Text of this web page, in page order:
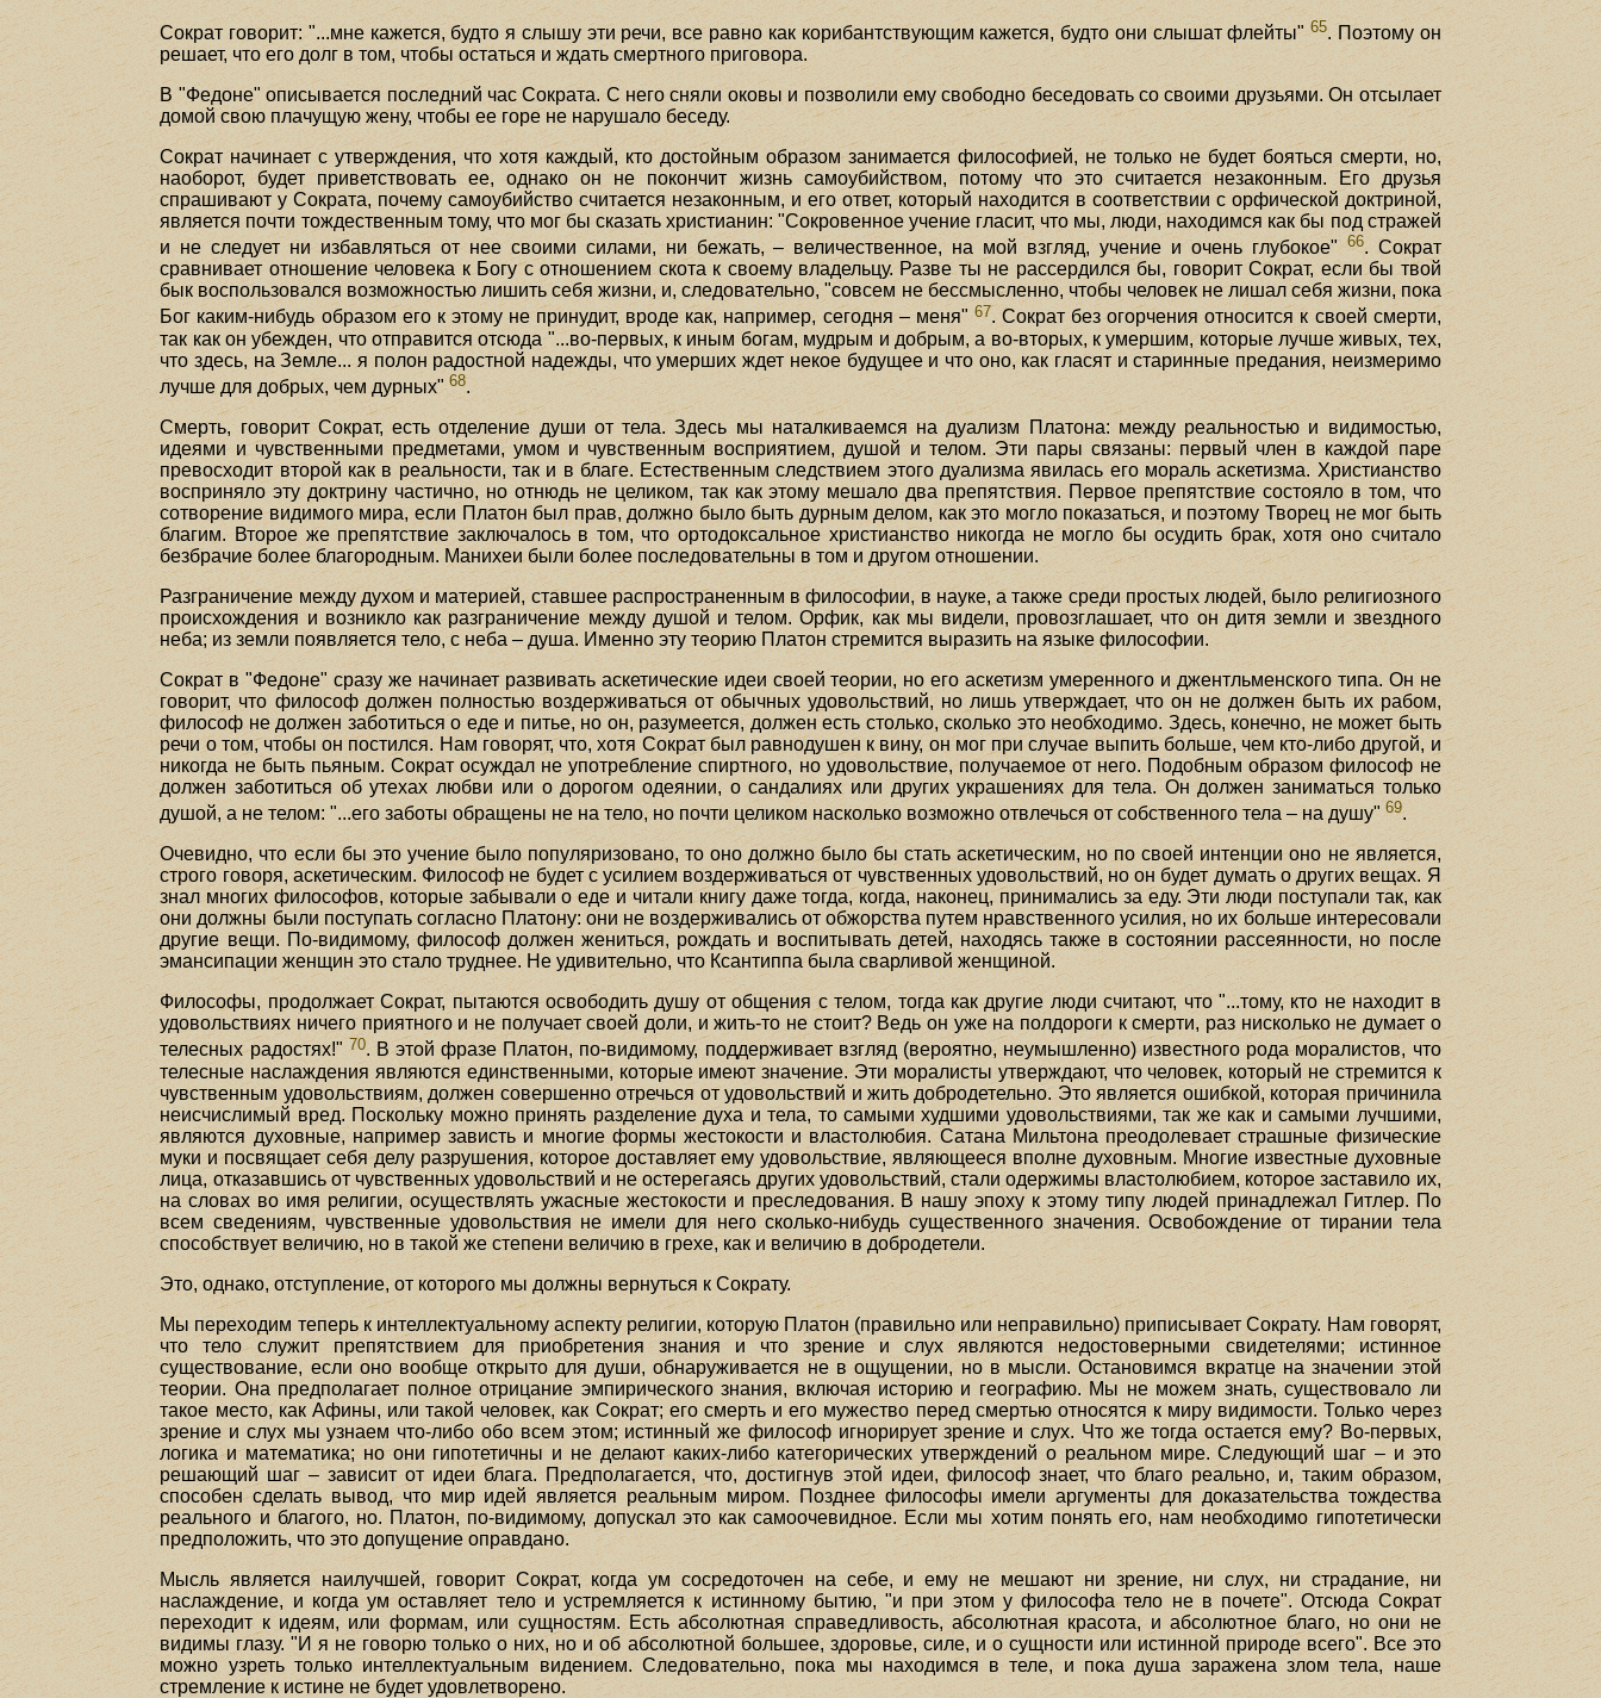
Сократ говорит: "...мне кажется, будто я слышу эти речи, все равно как корибантствующим кажется, будто они слышат флейты"65. Поэтому он
решает, что его долг в том, чтобы остаться и ждать смертного приговора.
В "Федоне" описывается последний час Сократа. С него сняли оковы и позволили ему свободно беседовать со своими друзьями. Он отсылает
домой свою плачущую жену, чтобы ее горе не нарушало беседу.
Сократ начинает с утверждения, что хотя каждый, кто достойным образом занимается философией, не только не будет бояться смерти, но,
наоборот, будет приветствовать ее, однако он не покончит жизнь самоубийством, потому что это считается незаконным. Его друзья
спрашивают у Сократа, почему самоубийство считается незаконным, и его ответ, который находится в соответствии с орфической доктриной,
является почти тождественным тому, что мог бы сказать христианин: "Сокровенное учение гласит, что мы, люди, находимся как бы под стражей
и не следует ни избавляться от нее своими силами, ни бежать, – величественное, на мой взгляд, учение и очень глубокое" 66. Сократ
сравнивает отношение человека к Богу с отношением скота к своему владельцу. Разве ты не рассердился бы, говорит Сократ, если бы твой
бык воспользовался возможностью лишить себя жизни, и, следовательно, "совсем не бессмысленно, чтобы человек не лишал себя жизни, пока
Бог каким-нибудь образом его к этому не принудит, вроде как, например, сегодня – меня" 67. Сократ без огорчения относится к своей смерти,
так как он убежден, что отправится отсюда "...во-первых, к иным богам, мудрым и добрым, а во-вторых, к умершим, которые лучше живых, тех,
что здесь, на Земле... я полон радостной надежды, что умерших ждет некое будущее и что оно, как гласят и старинные предания, неизмеримо
лучше для добрых, чем дурных"68.
Смерть, говорит Сократ, есть отделение души от тела. Здесь мы наталкиваемся на дуализм Платона: между реальностью и видимостью,
идеями и чувственными предметами, умом и чувственным восприятием, душой и телом. Эти пары связаны: первый член в каждой паре
превосходит второй как в реальности, так и в благе. Естественным следствием этого дуализма явилась его мораль аскетизма. Христианство
восприняло эту доктрину частично, но отнюдь не целиком, так как этому мешало два препятствия. Первое препятствие состояло в том, что
сотворение видимого мира, если Платон был прав, должно было быть дурным делом, как это могло показаться, и поэтому Творец не мог быть
благим. Второе же препятствие заключалось в том, что ортодоксальное христианство никогда не могло бы осудить брак, хотя оно считало
безбрачие более благородным. Манихеи были более последовательны в том и другом отношении.
Разграничение между духом и материей, ставшее распространенным в философии, в науке, а также среди простых людей, было религиозного
происхождения и возникло как разграничение между душой и телом. Орфик, как мы видели, провозглашает, что он дитя земли и звездного
неба; из земли появляется тело, с неба – душа. Именно эту теорию Платон стремится выразить на языке философии.
Сократ в "Федоне" сразу же начинает развивать аскетические идеи своей теории, но его аскетизм умеренного и джентльменского типа. Он не
говорит, что философ должен полностью воздерживаться от обычных удовольствий, но лишь утверждает, что он не должен быть их рабом,
философ не должен заботиться о еде и питье, но он, разумеется, должен есть столько, сколько это необходимо. Здесь, конечно, не может быть
речи о том, чтобы он постился. Нам говорят, что, хотя Сократ был равнодушен к вину, он мог при случае выпить больше, чем кто-либо другой, и
никогда не быть пьяным. Сократ осуждал не употребление спиртного, но удовольствие, получаемое от него. Подобным образом философ не
должен заботиться об утехах любви или о дорогом одеянии, о сандалиях или других украшениях для тела. Он должен заниматься только
душой, а не телом: "...его заботы обращены не на тело, но почти целиком насколько возможно отвлечься от собственного тела – на душу"69.
Очевидно, что если бы это учение было популяризовано, то оно должно было бы стать аскетическим, но по своей интенции оно не является,
строго говоря, аскетическим. Философ не будет с усилием воздерживаться от чувственных удовольствий, но он будет думать о других вещах. Я
знал многих философов, которые забывали о еде и читали книгу даже тогда, когда, наконец, принимались за еду. Эти люди поступали так, как
они должны были поступать согласно Платону: они не воздерживались от обжорства путем нравственного усилия, но их больше интересовали
другие вещи. По-видимому, философ должен жениться, рождать и воспитывать детей, находясь также в состоянии рассеянности, но после
эмансипации женщин это стало труднее. Не удивительно, что Ксантиппа была сварливой женщиной.
Философы, продолжает Сократ, пытаются освободить душу от общения с телом, тогда как другие люди считают, что "...тому, кто не находит в
удовольствиях ничего приятного и не получает своей доли, и жить-то не стоит? Ведь он уже на полдороги к смерти, раз нисколько не думает о
телесных радостях!" 70. В этой фразе Платон, по-видимому, поддерживает взгляд (вероятно, неумышленно) известного рода моралистов, что
телесные наслаждения являются единственными, которые имеют значение. Эти моралисты утверждают, что человек, который не стремится к
чувственным удовольствиям, должен совершенно отречься от удовольствий и жить добродетельно. Это является ошибкой, которая причинила
неисчислимый вред. Поскольку можно принять разделение духа и тела, то самыми худшими удовольствиями, так же как и самыми лучшими,
являются духовные, например зависть и многие формы жестокости и властолюбия. Сатана Мильтона преодолевает страшные физические
муки и посвящает себя делу разрушения, которое доставляет ему удовольствие, являющееся вполне духовным. Многие известные духовные
лица, отказавшись от чувственных удовольствий и не остерегаясь других удовольствий, стали одержимы властолюбием, которое заставило их,
на словах во имя религии, осуществлять ужасные жестокости и преследования. В нашу эпоху к этому типу людей принадлежал Гитлер. По
всем сведениям, чувственные удовольствия не имели для него сколько-нибудь существенного значения. Освобождение от тирании тела
способствует величию, но в такой же степени величию в грехе, как и величию в добродетели.
Это, однако, отступление, от которого мы должны вернуться к Сократу.
Мы переходим теперь к интеллектуальному аспекту религии, которую Платон (правильно или неправильно) приписывает Сократу. Нам говорят,
что тело служит препятствием для приобретения знания и что зрение и слух являются недостоверными свидетелями; истинное
существование, если оно вообще открыто для души, обнаруживается не в ощущении, но в мысли. Остановимся вкратце на значении этой
теории. Она предполагает полное отрицание эмпирического знания, включая историю и географию. Мы не можем знать, существовало ли
такое место, как Афины, или такой человек, как Сократ; его смерть и его мужество перед смертью относятся к миру видимости. Только через
зрение и слух мы узнаем что-либо обо всем этом; истинный же философ игнорирует зрение и слух. Что же тогда остается ему? Во-первых,
логика и математика; но они гипотетичны и не делают каких-либо категорических утверждений о реальном мире. Следующий шаг – и это
решающий шаг – зависит от идеи блага. Предполагается, что, достигнув этой идеи, философ знает, что благо реально, и, таким образом,
способен сделать вывод, что мир идей является реальным миром. Позднее философы имели аргументы для доказательства тождества
реального и благого, но. Платон, по-видимому, допускал это как самоочевидное. Если мы хотим понять его, нам необходимо гипотетически
предположить, что это допущение оправдано.
Мысль является наилучшей, говорит Сократ, когда ум сосредоточен на себе, и ему не мешают ни зрение, ни слух, ни страдание, ни
наслаждение, и когда ум оставляет тело и устремляется к истинному бытию, "и при этом у философа тело не в почете". Отсюда Сократ
переходит к идеям, или формам, или сущностям. Есть абсолютная справедливость, абсолютная красота, и абсолютное благо, но они не
видимы глазу. "И я не говорю только о них, но и об абсолютной большее, здоровье, силе, и о сущности или истинной природе всего". Все это
можно узреть только интеллектуальным видением. Следовательно, пока мы находимся в теле, и пока душа заражена злом тела, наше
стремление к истине не будет удовлетворено.